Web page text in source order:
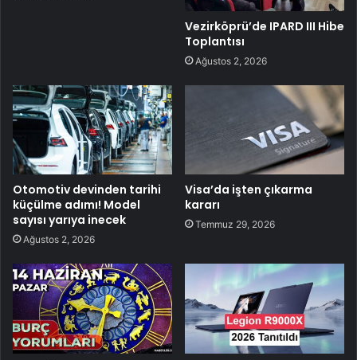
Vezirköprü’de IPARD III Hibe
Toplantısı
Ağustos 2, 2026
Otomotiv devinden tarihi
küçülme adımı! Model
sayısı yarıya inecek
Ağustos 2, 2026
Visa’da işten çıkarma
kararı
Temmuz 29, 2026